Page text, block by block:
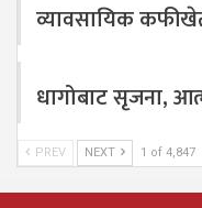
व्यावसायिक
धागोबाट सृजना,
PREV NEXT 1 of 4,847